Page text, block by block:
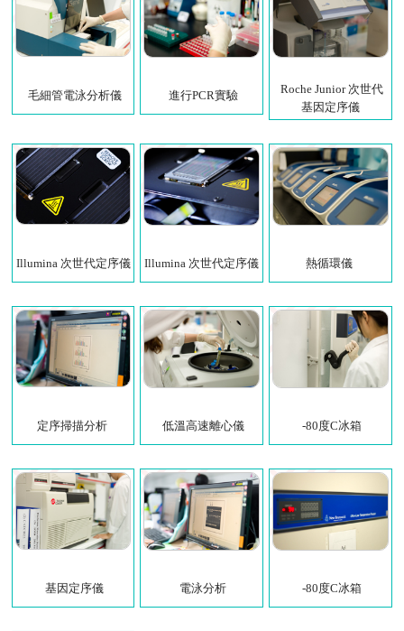
毛細管電泳分析儀 進行PCR實驗
Roche Junior 次世代
基因定序儀
Illumina 次世代定序儀 Illumina 次世代定序儀 熱循環儀
定序掃描分析 低溫高速離心儀 -80度C冰箱
基因定序儀 電泳分析 -80度C冰箱